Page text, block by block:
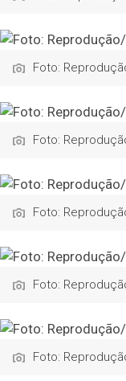
Foto:
Foto:
Foto:
Foto:
Foto: